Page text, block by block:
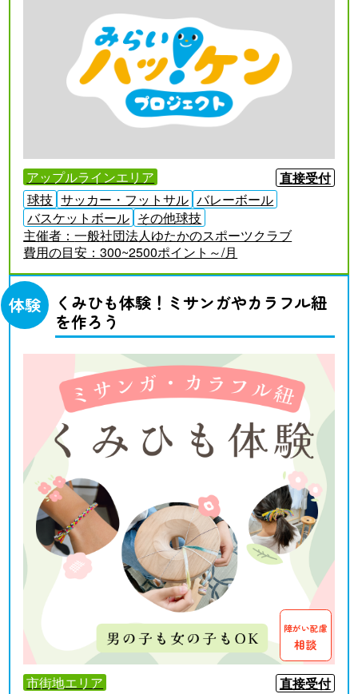
アップルラインエリア
直接受付
球技 サッカー・フットサル バレーボール
バスケットボール その他球技
主催者：一般社団法人ゆたかのスポーツクラブ
費用の目安：300~2500ポイント～/月
体験
くみひも体験！ミサンガやカラフル紐
を作ろう
障がい配慮
相談
市街地エリア
直接受付